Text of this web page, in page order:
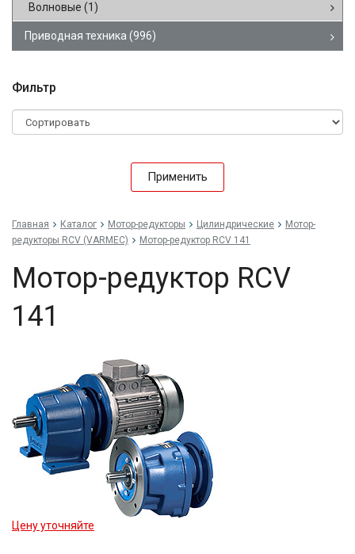
Волновые (1)
Приводная техника (996)
Фильтр
Применить
Главная Каталог Мотор-редукторы Цилиндрические
Мотор-
редукторы RCV (VARMEC)
Мотор-редуктор RCV 141
Мотор-редуктор RCV
141
Цену уточняйте